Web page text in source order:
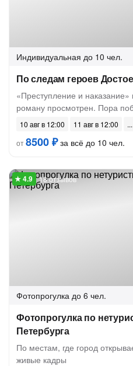
Индивидуальная до 10 чел.
По следам героев
«Преступление и
роману просмотрен. Пора
10 авг в 12:00
11 авг в 12:00
от8500 ₽за всё до 10 чел.
18 отзывов
Фотопрогулка до 6 чел.
Фотопрогулка по
Петербурга
По местам, где город
живые кадры